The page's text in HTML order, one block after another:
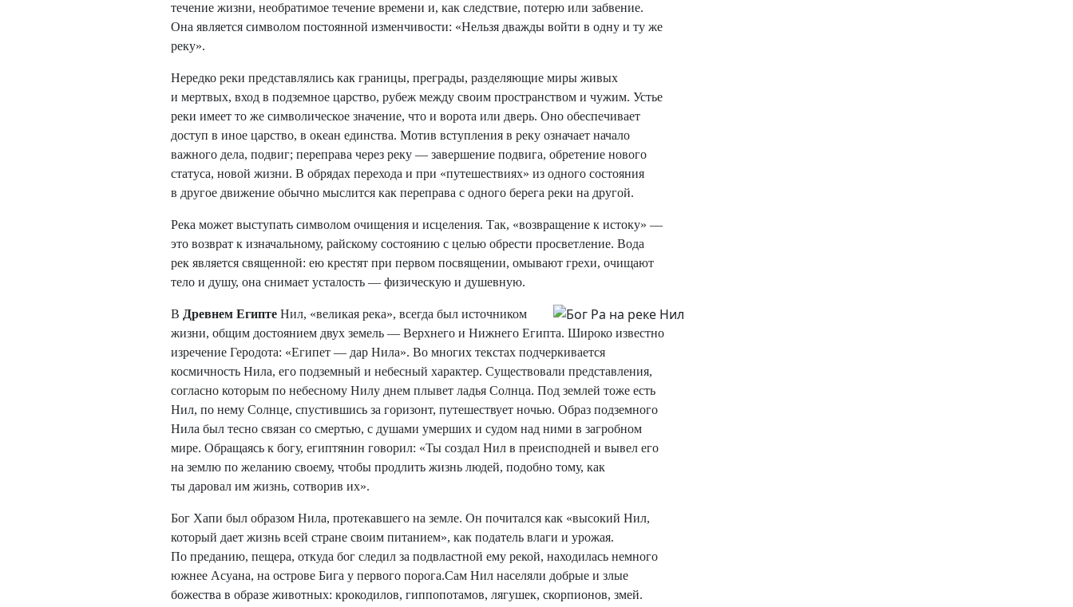
течение жизни, необратимое течение времени и, как следствие, потерю или забвение.
Она является символом постоянной изменчивости: «Нельзя дважды войти в одну и ту же
реку».
Нередко реки представлялись как границы, преграды, разделяющие миры живых
и мертвых, вход в подземное царство, рубеж между своим пространством и чужим. Устье
реки имеет то же символическое значение, что и ворота или дверь. Оно обеспечивает
доступ в иное царство, в океан единства. Мотив вступления в реку означает начало
важного дела, подвиг; переправа через реку — завершение подвига, обретение нового
статуса, новой жизни. В обрядах перехода и при «путешествиях» из одного состояния
в другое движение обычно мыслится как переправа с одного берега реки на другой.
Река может выступать символом очищения и исцеления. Так, «возвращение к истоку» —
это возврат к изначальному, райскому состоянию с целью обрести просветление. Вода
рек является священной: ею крестят при первом посвящении, омывают грехи, очищают
тело и душу, она снимает усталость — физическую и душевную.
В Древнем Египте Нил, «великая река», всегда был источником
жизни, общим достоянием двух земель — Верхнего и Нижнего Египта. Широко известно
изречение Геродота: «Египет — дар Нила». Во многих текстах подчеркивается
космичность Нила, его подземный и небесный характер. Существовали представления,
согласно которым по небесному Нилу днем плывет ладья Солнца. Под землей тоже есть
Нил, по нему Солнце, спустившись за горизонт, путешествует ночью. Образ подземного
Нила был тесно связан со смертью, с душами умерших и судом над ними в загробном
мире. Обращаясь к богу, египтянин говорил: «Ты создал Нил в преисподней и вывел его
на землю по желанию своему, чтобы продлить жизнь людей, подобно тому, как
ты даровал им жизнь, сотворив их».
Бог Хапи был образом Нила, протекавшего на земле. Он почитался как «высокий Нил,
который дает жизнь всей стране своим питанием», как податель влаги и урожая.
По преданию, пещера, откуда бог следил за подвластной ему рекой, находилась немного
южнее Асуана, на острове Бига у первого порога.Сам Нил населяли добрые и злые
божества в образе животных: крокодилов, гиппопотамов, лягушек, скорпионов, змей.